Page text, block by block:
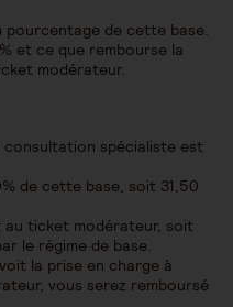
pourcentage de cette base.
et ce que rembourse la
modérateur.
consultation spécialiste est
de cette base, soit 31,50
ticket modérateur, soit
le régime de base.
la prise en charge à
vous serez remboursé